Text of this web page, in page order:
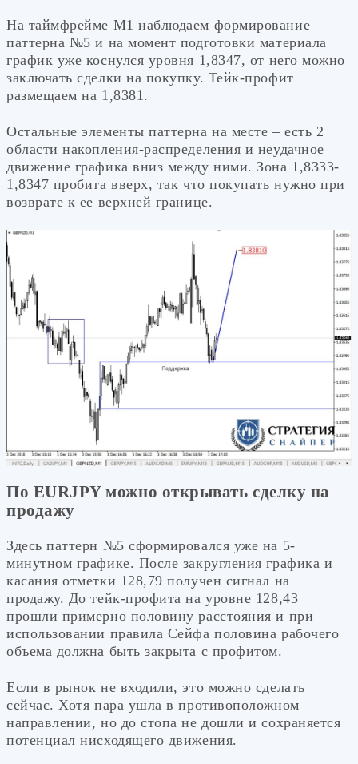
На таймфрейме М1 наблюдаем формирование
паттерна №5 и на момент подготовки материала
график уже коснулся уровня 1,8347, от него можно
заключать сделки на покупку. Тейк-профит
размещаем на 1,8381.
Остальные элементы паттерна на месте – есть 2
области накопления-распределения и неудачное
движение графика вниз между ними. Зона 1,8333-
1,8347 пробита вверх, так что покупать нужно при
возврате к ее верхней границе.
По EURJPY можно открывать сделку на
продажу
Здесь паттерн №5 сформировался уже на 5-
минутном графике. После закругления графика и
касания отметки 128,79 получен сигнал на
продажу. До тейк-профита на уровне 128,43
прошли примерно половину расстояния и при
использовании правила Сейфа половина рабочего
объема должна быть закрыта с профитом.
Если в рынок не входили, это можно сделать
сейчас. Хотя пара ушла в противоположном
направлении, но до стопа не дошли и сохраняется
потенциал нисходящего движения.